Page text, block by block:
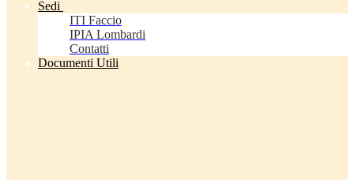
Sedi
ITI Faccio
IPIA Lombardi
Contatti
Documenti Utili